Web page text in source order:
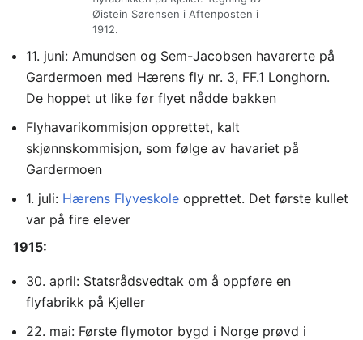
Øistein Sørensen i Aftenposten i
1912.
11. juni: Amundsen og Sem-Jacobsen havarerte på
Gardermoen med Hærens fly nr. 3, FF.1 Longhorn.
De hoppet ut like før flyet nådde bakken
Flyhavarikommisjon opprettet, kalt
skjønnskommisjon, som følge av havariet på
Gardermoen
1. juli: Hærens Flyveskole opprettet. Det første kullet
var på fire elever
1915:
30. april: Statsrådsvedtak om å oppføre en
flyfabrikk på Kjeller
22. mai: Første flymotor bygd i Norge prøvd i